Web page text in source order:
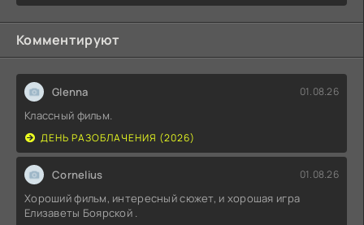
Комментируют
Glenna 01.08.26
Классный фильм.
ДЕНЬ РАЗОБЛАЧЕНИЯ (2026)
Cornelius 01.08.26
Хороший фильм, интересный сюжет, и хорошая игра
Елизаветы Боярской .